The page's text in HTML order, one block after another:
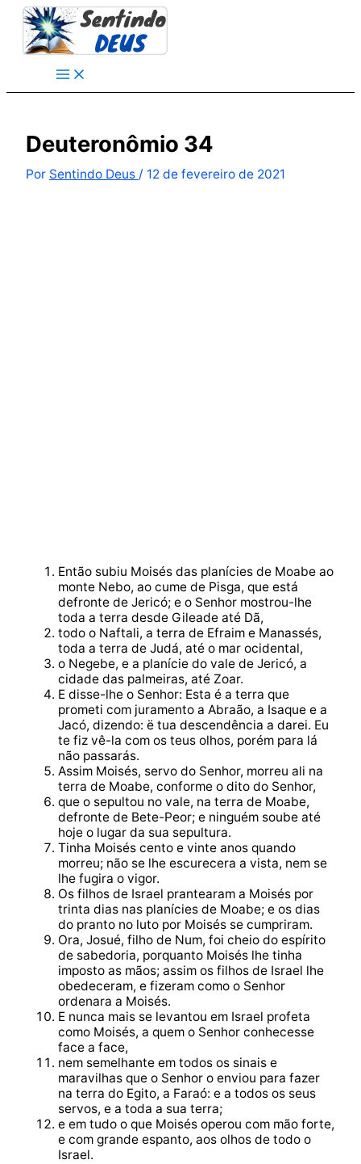
para
conteúdo
Deuteronômio 34
Por Sentindo Deus / 12 de fevereiro de 2021
Então subiu Moisés das planícies de Moabe ao
monte Nebo, ao cume de Pisga, que está
defronte de Jericó; e o Senhor mostrou-lhe
toda a terra desde Gileade até Dã,
todo o Naftali, a terra de Efraim e Manassés,
toda a terra de Judá, até o mar ocidental,
o Negebe, e a planície do vale de Jericó, a
cidade das palmeiras, até Zoar.
E disse-lhe o Senhor: Esta é a terra que
prometi com juramento a Abraão, a Isaque e a
Jacó, dizendo: ë tua descendência a darei. Eu
te fiz vê-la com os teus olhos, porém para lá
não passarás.
Assim Moisés, servo do Senhor, morreu ali na
terra de Moabe, conforme o dito do Senhor,
que o sepultou no vale, na terra de Moabe,
defronte de Bete-Peor; e ninguém soube até
hoje o lugar da sua sepultura.
Tinha Moisés cento e vinte anos quando
morreu; não se lhe escurecera a vista, nem se
lhe fugira o vigor.
Os filhos de Israel prantearam a Moisés por
trinta dias nas planícies de Moabe; e os dias
do pranto no luto por Moisés se cumpriram.
Ora, Josué, filho de Num, foi cheio do espírito
de sabedoria, porquanto Moisés lhe tinha
imposto as mãos; assim os filhos de Israel lhe
obedeceram, e fizeram como o Senhor
ordenara a Moisés.
E nunca mais se levantou em Israel profeta
como Moisés, a quem o Senhor conhecesse
face a face,
nem semelhante em todos os sinais e
maravilhas que o Senhor o enviou para fazer
na terra do Egito, a Faraó: e a todos os seus
servos, e a toda a sua terra;
e em tudo o que Moisés operou com mão forte,
e com grande espanto, aos olhos de todo o
Israel.